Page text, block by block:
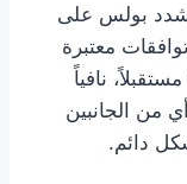
شدد بولس على
معتبرة
نافياً
من الجانبين
دائم.